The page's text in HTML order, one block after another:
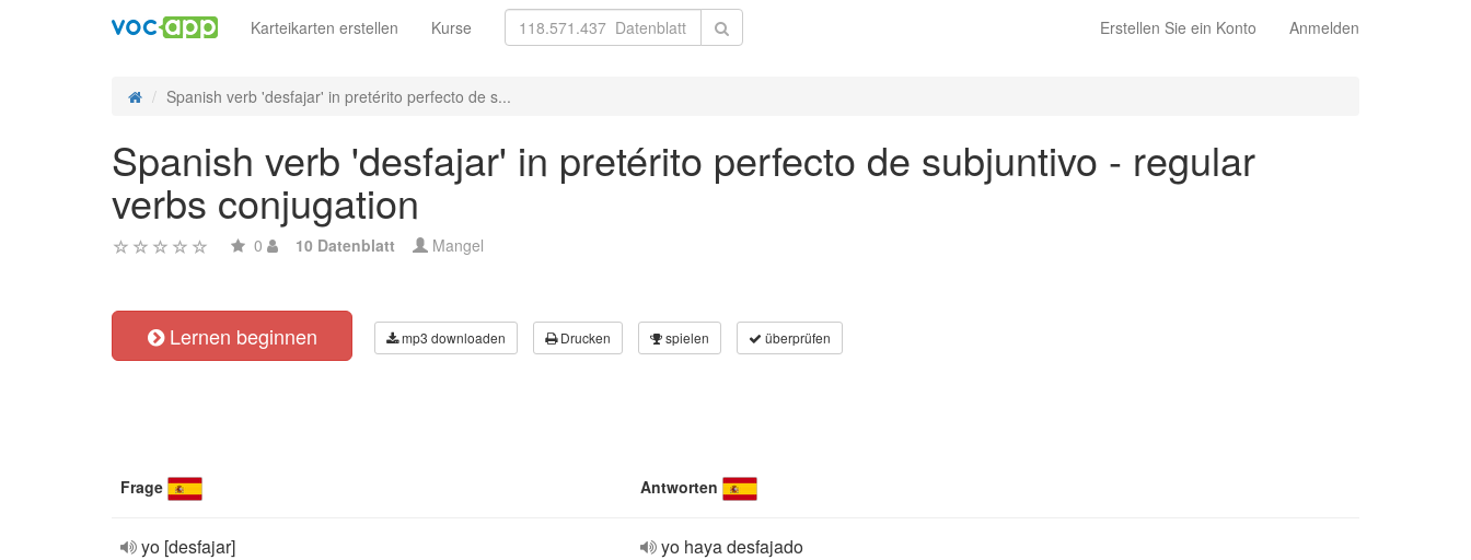
Erstellen Sie ein Konto Anmelden
Karteikarten erstellen Kurse
Spanish verb 'desfajar' in pretérito perfecto de s...
Spanish verb 'desfajar' in pretérito perfecto de subjuntivo - regular
verbs conjugation
0 10 Datenblatt Mangel
Lernen beginnen mp3 downloaden Drucken spielen überprüfen
Frage Antworten
yo [desfajar] yo haya desfajado